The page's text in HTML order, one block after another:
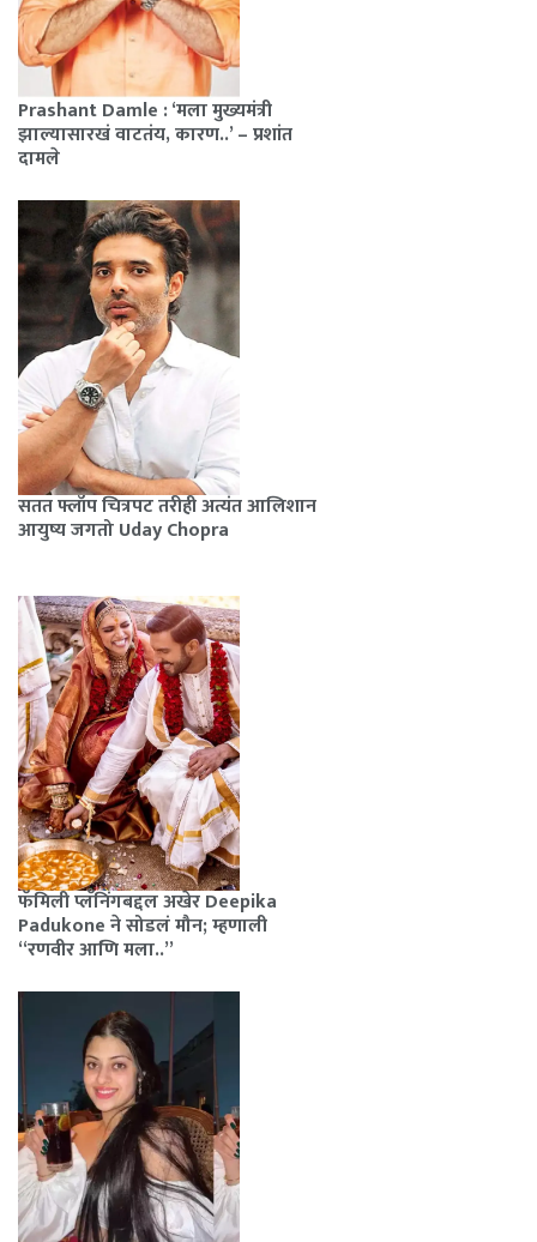
Prashant Damle : ‘मला मुख्यमंत्री
झाल्यासारखं वाटतंय, कारण..’ – प्रशांत
दामले
सतत फ्लॉप चित्रपट तरीही अत्यंत आलिशान
आयुष्य जगतो Uday Chopra
फॅमिली प्लॅनिंगबद्दल अखेर Deepika
Padukone ने सोडलं मौन; म्हणाली
“रणवीर आणि मला..”